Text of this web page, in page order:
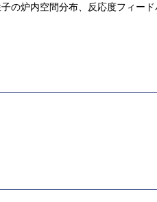
炉内空間分布、反応度フィード